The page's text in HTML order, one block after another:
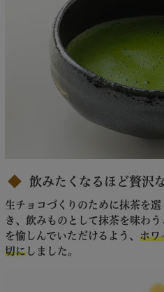
飲みたくなるほど贅沢
生チョコづくりのために抹茶を
き、飲みものとして抹茶を味わ
を愉しんでいただけるよう、 ホワ
切に しました。